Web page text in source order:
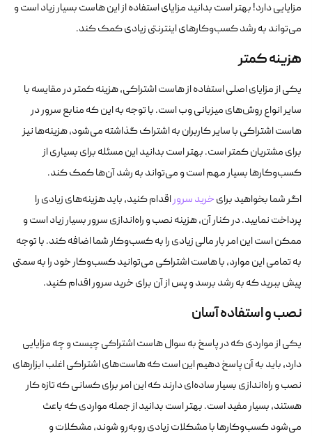
مزایایی دارد! بهتر است بدانید مزایای استفاده از این هاست بسیار زیاد است و
می‌تواند به رشد کسب‌وکارهای اینترنتی زیادی کمک کند.
هزینه کمتر
یکی از مزایای اصلی استفاده از هاست اشتراکی، هزینه کمتر در مقایسه با
سایر انواع روش‌های میزبانی وب است. با توجه به این که منابع سرور در
هاست اشتراکی با سایر کاربران به اشتراک گذاشته می‌شود، هزینه‌ها نیز
برای مشتریان کمتر است. بهتر است بدانید این مسئله برای بسیاری از
کسب‌وکارها بسیار مهم است و می‌تواند به رشد آن‌ها کمک کند.
اگر شما بخواهید برایخرید سروراقدام کنید، باید هزینه‌های زیادی را
پرداخت نمایید. در کنار آن، هزینه نصب و راه‌اندازی سرور بسیار زیاد است و
ممکن است این امر بار مالی زیادی را به کسب‌وکار شما اضافه کند. با توجه
به تمامی این موارد، با هاست اشتراکی می‌توانید کسب‌وکار خود را به سمتی
پیش ببرید که به رشد برسد و پس از آن برای خرید سرور اقدام کنید.
نصب و استفاده آسان
یکی از مواردی که در پاسخ به سوال هاست اشتراکی چیست و چه مزایایی
دارد، باید به آن پاسخ دهیم این است که هاست‌های اشتراکی اغلب ابزارهای
نصب و راه‌اندازی بسیار ساده‌ای دارند که این امر برای کسانی که تازه کار
هستند، بسیار مفید است. بهتر است بدانید از جمله مواردی که باعث
می‌شود کسب‌وکارها با مشکلات زیادی روبه‌رو شوند، مشکلات و